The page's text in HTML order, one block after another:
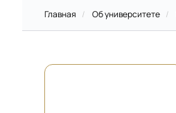
Главная / Об университете /